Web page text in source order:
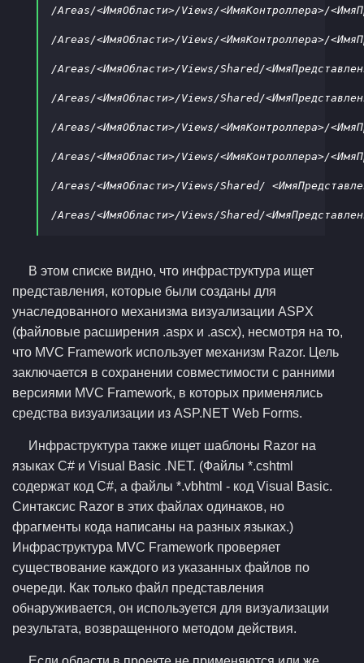
/Areas/<ИмяОбласти>/Views/<ИмяКонтроллера>/
/Areas/<ИмяОбласти>/Views/<ИмяКонтроллера>/
/Areas/<ИмяОбласти>/Views/Shared/
/Areas/<ИмяОбласти>/Views/Shared/
/Areas/<ИмяОбласти>/Views/<ИмяКонтроллера>/
/Areas/<ИмяОбласти>/Views/<ИмяКонтроллера>/
/Areas/<ИмяОбласти>/Views/Shared/
В этом списке видно, что инфраструктура ищет
представления, которые были созданы для
унаследованного механизма визуализации ASPX
(файловые расширения .aspx и .ascx), несмотря на то,
что MVC Framework использует механизм Razor. Цель
заключается в сохранении совместимости с ранними
версиями MVC Framework, в которых применялись
средства визуализации из ASP.NET Web Forms.
Инфраструктура также ищет шаблоны Razor на
языках C# и Visual Basic .NET. (Файлы *.cshtml
содержат код C#, а файлы *.vbhtml - код Visual Basic.
Синтаксис Razor в этих файлах одинаков, но
фрагменты кода написаны на разных языках.)
Инфраструктура MVC Framework проверяет
существование каждого из указанных файлов по
очереди. Как только файл представления
обнаруживается, он используется для визуализации
результата, возвращенного методом действия.